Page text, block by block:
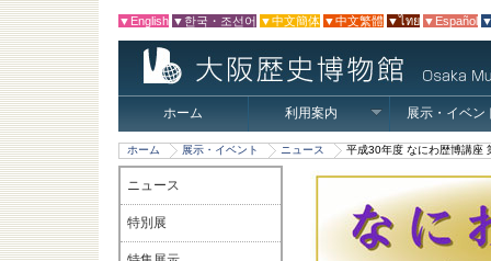
▼English ▼한국・조선어 ▼中文簡体 ▼中文繁體 ▼ไทย ▼Español
ホーム 利用案内 展示・イベン
ホーム 展示・イベント ニュース 平成30年度 なにわ歴博講座
ニュース
特別展